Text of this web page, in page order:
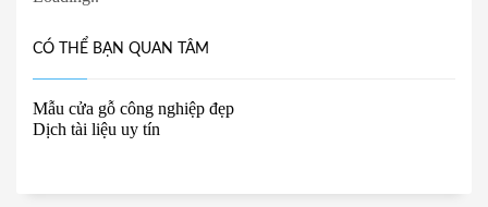
CÓ THỂ BẠN QUAN TÂM
Mẫu cửa gỗ công nghiệp đẹp
Dịch tài liệu uy tín